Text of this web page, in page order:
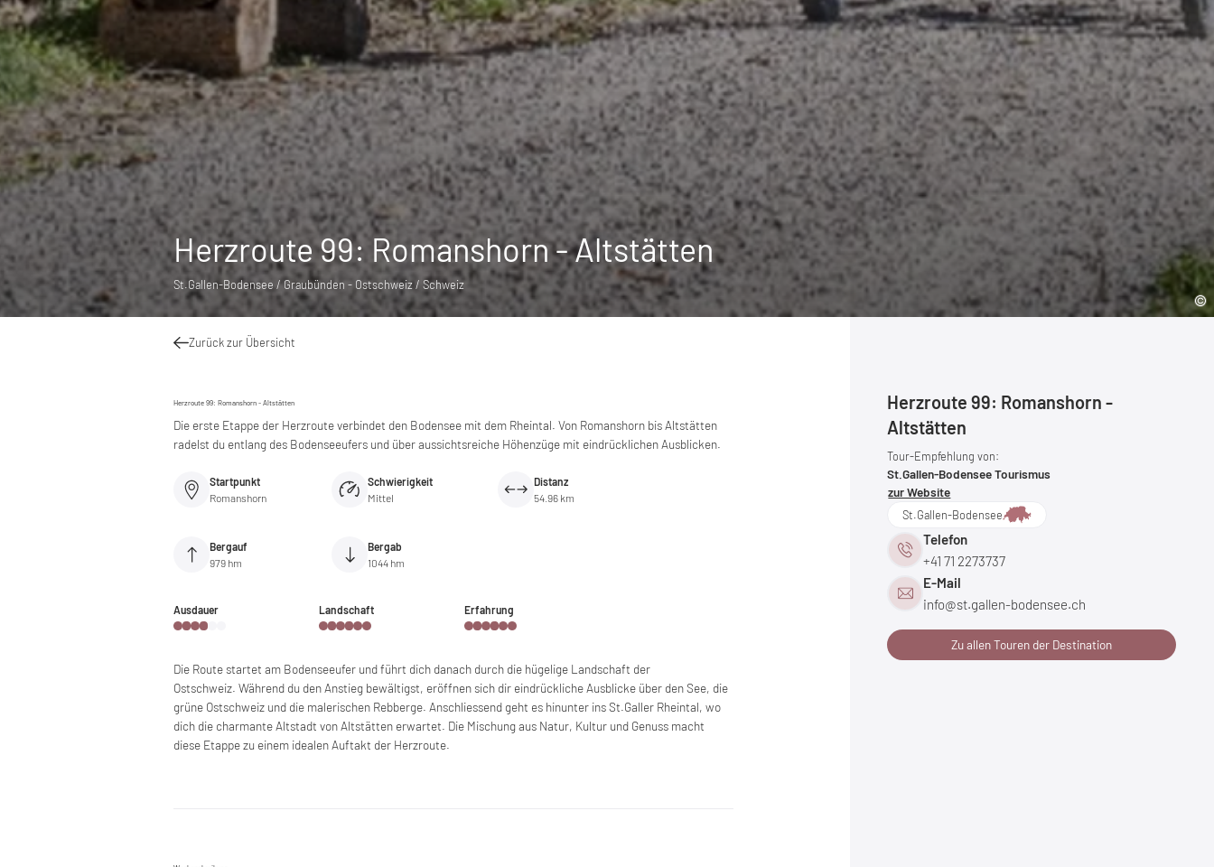
Herzroute 99: Romanshorn - Altstätten
St.Gallen-Bodensee / Graubünden - Ostschweiz / Schweiz
Zurück zur Übersicht
Herzroute 99: Romanshorn - Altstätten
Die erste Etappe der Herzroute verbindet den Bodensee mit dem Rheintal. Von Romanshorn bis Altstätten
radelst du entlang des Bodenseeufers und über aussichtsreiche Höhenzüge mit eindrücklichen Ausblicken.
Startpunkt
Romanshorn
Schwierigkeit
Mittel
Distanz
54.96 km
Bergauf
979 hm
Bergab
1044 hm
Ausdauer Landschaft Erfahrung
Die Route startet am Bodenseeufer und führt dich danach durch die hügelige Landschaft der
Ostschweiz. Während du den Anstieg bewältigst, eröffnen sich dir eindrückliche Ausblicke über den See, die
grüne Ostschweiz und die malerischen Rebberge. Anschliessend geht es hinunter ins St.Galler Rheintal, wo
dich die charmante Altstadt von Altstätten erwartet. Die Mischung aus Natur, Kultur und Genuss macht
diese Etappe zu einem idealen Auftakt der Herzroute.
Herzroute 99: Romanshorn -
Altstätten
Tour-Empfehlung von:
St.Gallen-Bodensee Tourismus
zur Website
St.Gallen-Bodensee
Telefon
+41 71 2273737
E-Mail
info@st.gallen-bodensee.ch
Zu allen Touren der Destination